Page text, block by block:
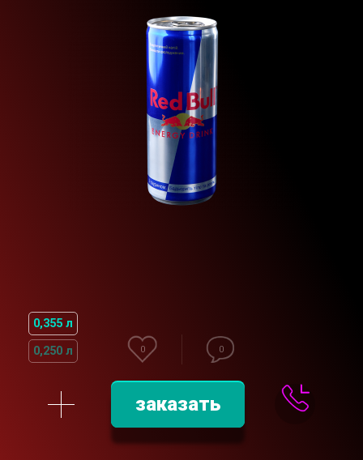
0,355 л
0,250 л
0 0
заказать